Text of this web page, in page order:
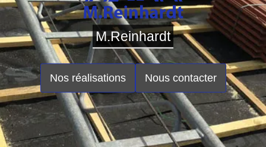
M.Reinhardt
Nos réalisations Nous contacter